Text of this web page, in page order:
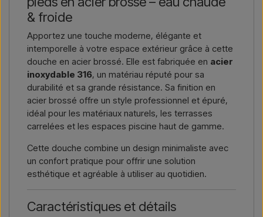
livraison, et vous recevrez une offre.
Nous écrire → Nous appeler →
& froide
Apportez une touche moderne, élégante et
intemporelle à votre espace extérieur grâce à cette
douche en acier brossé. Elle est fabriquée en acier
inoxydable 316, un matériau réputé pour sa
durabilité et sa grande résistance. Sa finition en
acier brossé offre un style professionnel et épuré,
idéal pour les matériaux naturels, les terrasses
carrelées et les espaces piscine haut de gamme.
Cette douche combine un design minimaliste avec
un confort pratique pour offrir une solution
esthétique et agréable à utiliser au quotidien.
Caractéristiques et détails